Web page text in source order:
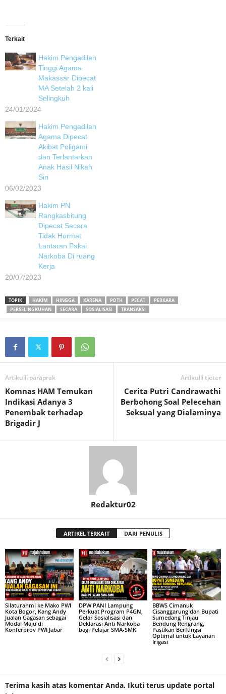
Terkait
Hakim Pengadilan
Tinggi Agama
Makassar Dipecat
MA Setelah 2 kali
Selingkuh
24/01/2024
Hakim Pengadilan
Agama Dipecat
Akibat Poligami
dan Terlantarkan
Anak Hasil Nikah
Siri
06/02/2023
Hakim PN
Rangkasbitung
Dipecat Secara
Tidak Hormat
Lantaran Pakai
Narkoba Di ruang
Kerja
20/07/2023
TOPIK HAKIM HINGGA KARENA PDTH PECAT
PERKARA
PERSELINGKUHAN
SECARA SOSIALISASI TRANSAKSI
Artikulli paraprak
Komnas HAM Temukan
Indikasi Adanya 3
Penembak terhadap
Brigadir J
Artikulli tjetër
Cerita Putri Candrawathi
Berbohong Soal Pelecehan
Seksual yang Dialaminya
Redaktur02
ARTIKEL TERKAIT DARI PENULIS
Silaturahmi ke Mako PWI
Kota Bogor, Kang Andy
Jualan Gagasan sebagai
Modal Maju di
Konferprov PWI Jabar
DPW PANI Lampung
Perkuat Program P4GN,
Gelar Sosialisasi dan
Deklarasi Anti Narkoba
bagi Pelajar SMA-SMK
BBWS Cimanuk
Cisanggarung dan Bupati
Sumedang Tinjau
Bendung Rengrang,
Pastikan Berfungsi
Optimal untuk Layanan
Irigasi
Terima kasih atas komentar Anda. Ikuti terus update portal